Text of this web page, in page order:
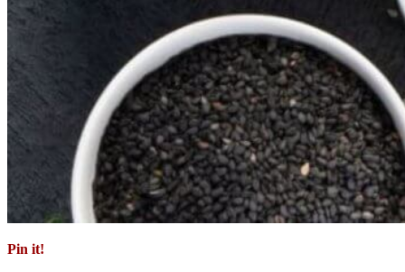
Pin it!